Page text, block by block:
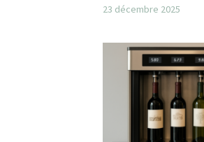
23 décembre 2025